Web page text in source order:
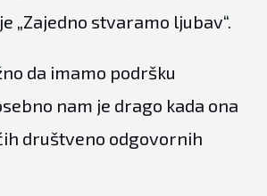
„Zajedno stvaramo ljubav“.
da imamo podršku
nam je drago kada ona
društveno odgovornih